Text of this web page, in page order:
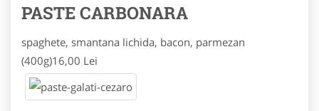
PASTE CARBONARA
spaghete, smantana lichida, bacon, parmezan
(400g)16,00 Lei